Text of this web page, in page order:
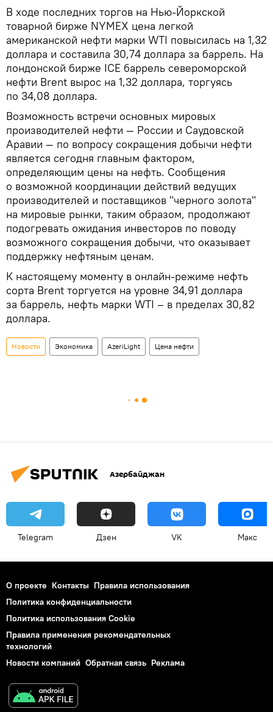
В ходе последних торгов на Нью-Йоркской
товарной бирже NYMEX цена легкой
американской нефти марки WTI повысилась на 1,32
доллара и составила 30,74 доллара за баррель. На
лондонской бирже ICE баррель североморской
нефти Brent вырос на 1,32 доллара, торгуясь
по 34,08 доллара.
Возможность встречи основных мировых
производителей нефти — России и Саудовской
Аравии — по вопросу сокращения добычи нефти
является сегодня главным фактором,
определяющим цены на нефть. Сообщения
о возможной координации действий ведущих
производителей и поставщиков "черного золота"
на мировые рынки, таким образом, продолжают
подогревать ожидания инвесторов по поводу
возможного сокращения добычи, что оказывает
поддержку нефтяным ценам.
К настоящему моменту в онлайн-режиме нефть
сорта Brent торгуется на уровне 34,91 доллара
за баррель, нефть марки WTI – в пределах 30,82
доллара.
Новости Экономика AzeriLight Цена нефти
Азербайджан
Telegram Дзен VK Макс
О проекте Контакты Правила использования
Политика конфиденциальности
Политика использования Cookie
Правила применения рекомендательных
технологий
Новости компаний Обратная связь Реклама